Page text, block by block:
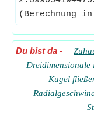
(Berechnung in
Du bist da -
Dreidimensionale
Kugel